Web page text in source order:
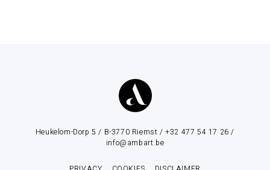
Heukelom-Dorp 5 / B-3770 Riemst / +32 477 54 17 26 /
info@ambart.be